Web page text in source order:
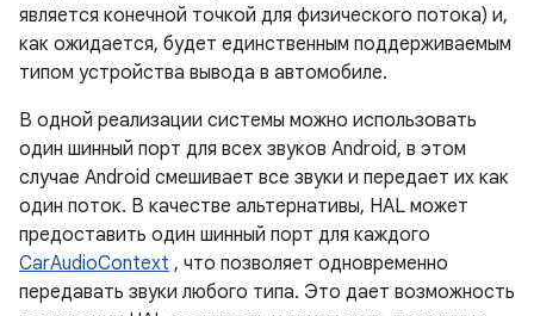
является конечной точкой для физического потока) и,
как ожидается, будет единственным поддерживаемым
типом устройства вывода в автомобиле.
В одной реализации системы можно использовать
один шинный порт для всех звуков Android, в этом
случае Android смешивает все звуки и передает их как
один поток. В качестве альтернативы, HAL может
предоставить один шинный порт для каждого
CarAudioContext , что позволяет одновременно
передавать звуки любого типа. Это дает возможность